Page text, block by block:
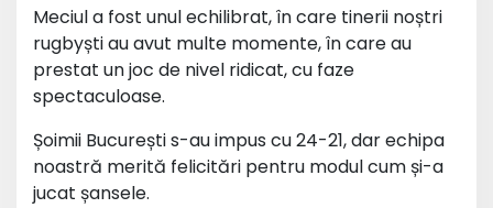
Meciul a fost unul echilibrat, în care tinerii noștri
rugbyști au avut multe momente, în care au
prestat un joc de nivel ridicat, cu faze
spectaculoase.
Șoimii București s-au impus cu 24-21, dar echipa
noastră merită felicitări pentru modul cum și-a
jucat șansele.